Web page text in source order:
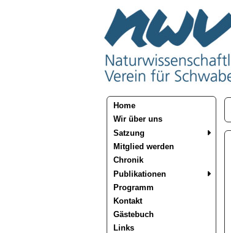
Home
Wir über uns
Satzung
Mitglied werden
Chronik
Publikationen
Programm
Kontakt
Gästebuch
Links